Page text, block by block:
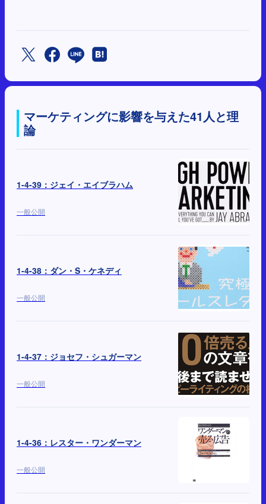
マーケティングに影響を与えた41人と理
論
1-4-39：ジェイ・エイブラハム
一般公開
1-4-38：ダン・S・ケネディ
一般公開
1-4-37：ジョセフ・シュガーマン
一般公開
1-4-36：レスター・ワンダーマン
一般公開